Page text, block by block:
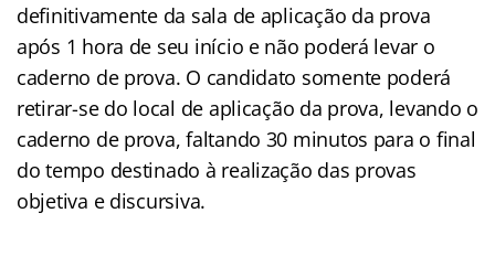
definitivamente da sala de aplicação da prova
após 1 hora de seu início e não poderá levar o
caderno de prova. O candidato somente poderá
retirar-se do local de aplicação da prova, levando o
caderno de prova, faltando 30 minutos para o final
do tempo destinado à realização das provas
objetiva e discursiva.